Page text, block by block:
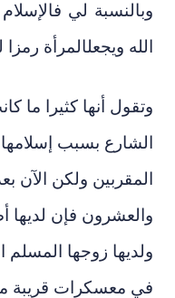
وبالنسبة لي فالإسلام
الله ويجعلالمرأة رمزا
وتقول أنها كثيرا ما
الشارع بسبب إسلامها
المقربين ولكن الآن
والعشرون فإن لديها
ولديها زوجها المسلم
في معسكرات قريبة من